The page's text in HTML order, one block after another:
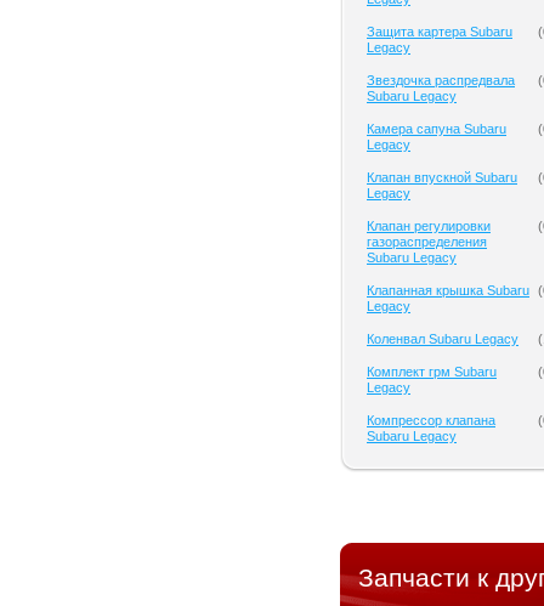
Защита картера Subaru
Legacy
(
Звездочка распредвала
Subaru Legacy
(
Камера сапуна Subaru
Legacy
(
Клапан впускной Subaru
Legacy
(
Клапан регулировки
газораспределения
Subaru Legacy
(
Клапанная крышка Subaru
Legacy
(
Коленвал Subaru Legacy (
Комплект грм Subaru
Legacy
(
Компрессор клапана
Subaru Legacy
(
Запчасти к